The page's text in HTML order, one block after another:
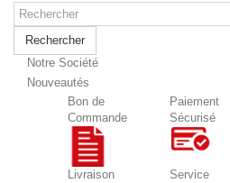
Rechercher
Notre Société
Nouveautés
Bon de
Commande
Paiement
Sécurisé
Livraison
Service